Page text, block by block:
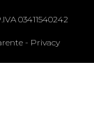
03411540242
- Privacy